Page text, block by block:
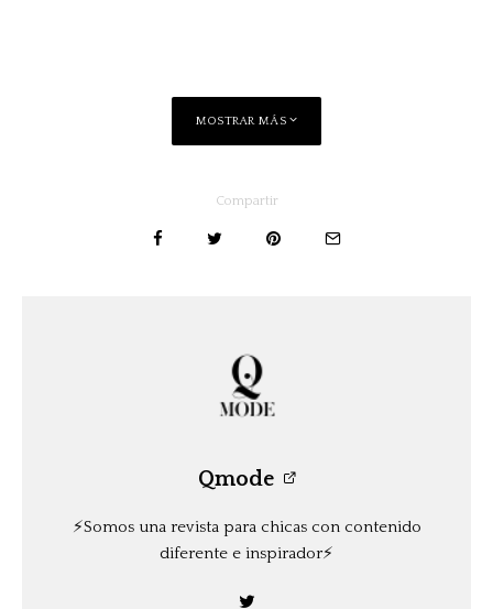
MOSTRAR MÁS
Compartir
Qmode
⚡️Somos una revista para chicas con contenido
diferente e inspirador⚡️